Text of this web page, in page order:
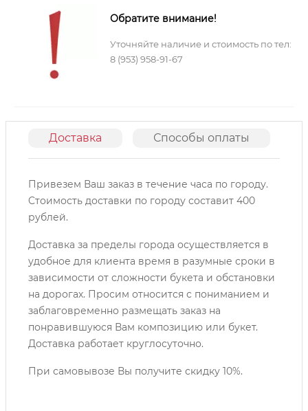
Обратите внимание!
Уточняйте наличие и стоимость по тел:
8 (953) 958-91-67
Доставка Способы оплаты
Привезем Ваш заказ в течение часа по городу.
Cтоимость доставки по городу составит 400
рублей.
Доставка за пределы города осуществляется в
удобное для клиента время в разумные сроки в
зависимости от сложности букета и обстановки
на дорогах. Просим относится с пониманием и
заблаговременно размещать заказ на
понравившуюся Вам композицию или букет.
Доставка работает круглосуточно.
При самовывозе Вы получите скидку 10%.